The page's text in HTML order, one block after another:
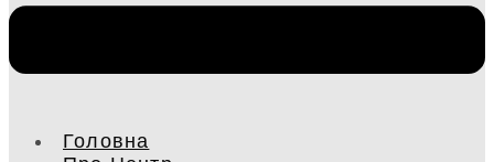
Головна